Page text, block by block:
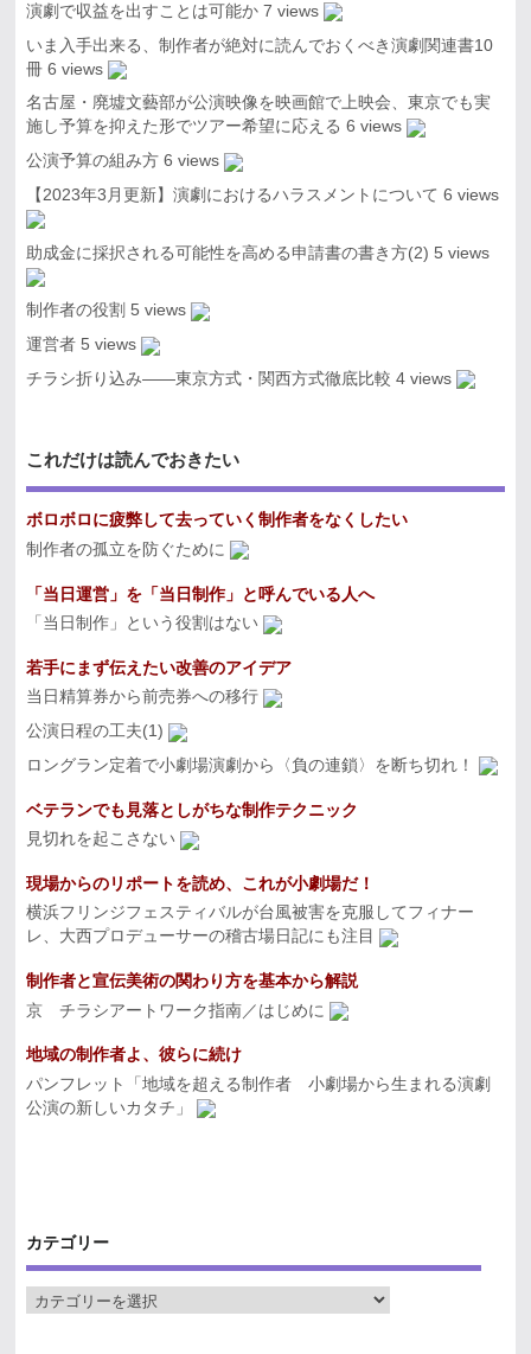
演劇で収益を出すことは可能か 7 views
いま入手出来る、制作者が絶対に読んでおくべき演劇関連書10
冊 6 views
名古屋・廃墟文藝部が公演映像を映画館で上映会、東京でも実
施し予算を抑えた形でツアー希望に応える 6 views
公演予算の組み方 6 views
【2023年3月更新】演劇におけるハラスメントについて 6 views
助成金に採択される可能性を高める申請書の書き方(2) 5 views
制作者の役割 5 views
運営者 5 views
チラシ折り込み――東京方式・関西方式徹底比較 4 views
これだけは読んでおきたい
ボロボロに疲弊して去っていく制作者をなくしたい
制作者の孤立を防ぐために
「当日運営」を「当日制作」と呼んでいる人へ
「当日制作」という役割はない
若手にまず伝えたい改善のアイデア
当日精算券から前売券への移行
公演日程の工夫(1)
ロングラン定着で小劇場演劇から〈負の連鎖〉を断ち切れ！
ベテランでも見落としがちな制作テクニック
見切れを起こさない
現場からのリポートを読め、これが小劇場だ！
横浜フリンジフェスティバルが台風被害を克服してフィナー
レ、大西プロデューサーの稽古場日記にも注目
制作者と宣伝美術の関わり方を基本から解説
京 チラシアートワーク指南／はじめに
地域の制作者よ、彼らに続け
パンフレット「地域を超える制作者 小劇場から生まれる演劇
公演の新しいカタチ」
カテゴリー